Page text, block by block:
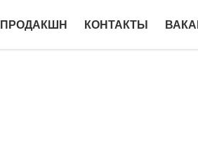
ПРОДАКШН КОНТАКТЫ